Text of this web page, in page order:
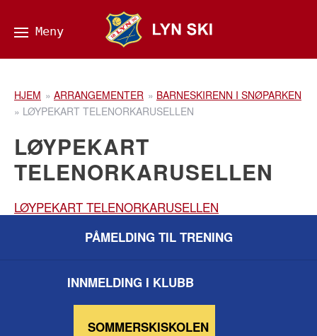
HJEM » ARRANGEMENTER » BARNESKIRENN I SNØPARKEN
» LØYPEKART TELENORKARUSELLEN
LØYPEKART
TELENORKARUSELLEN
LØYPEKART TELENORKARUSELLEN
PÅMELDING TIL TRENING
INNMELDING I KLUBB
SOMMERSKISKOLEN